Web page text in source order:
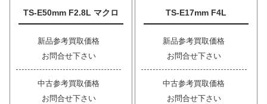
TS-E50mm F2.8L マクロ
新品参考買取価格
お問合せ下さい
中古参考買取価格
お問合せ下さい
TS-E17mm F4L
新品参考買取価格
お問合せ下さい
中古参考買取価格
お問合せ下さい